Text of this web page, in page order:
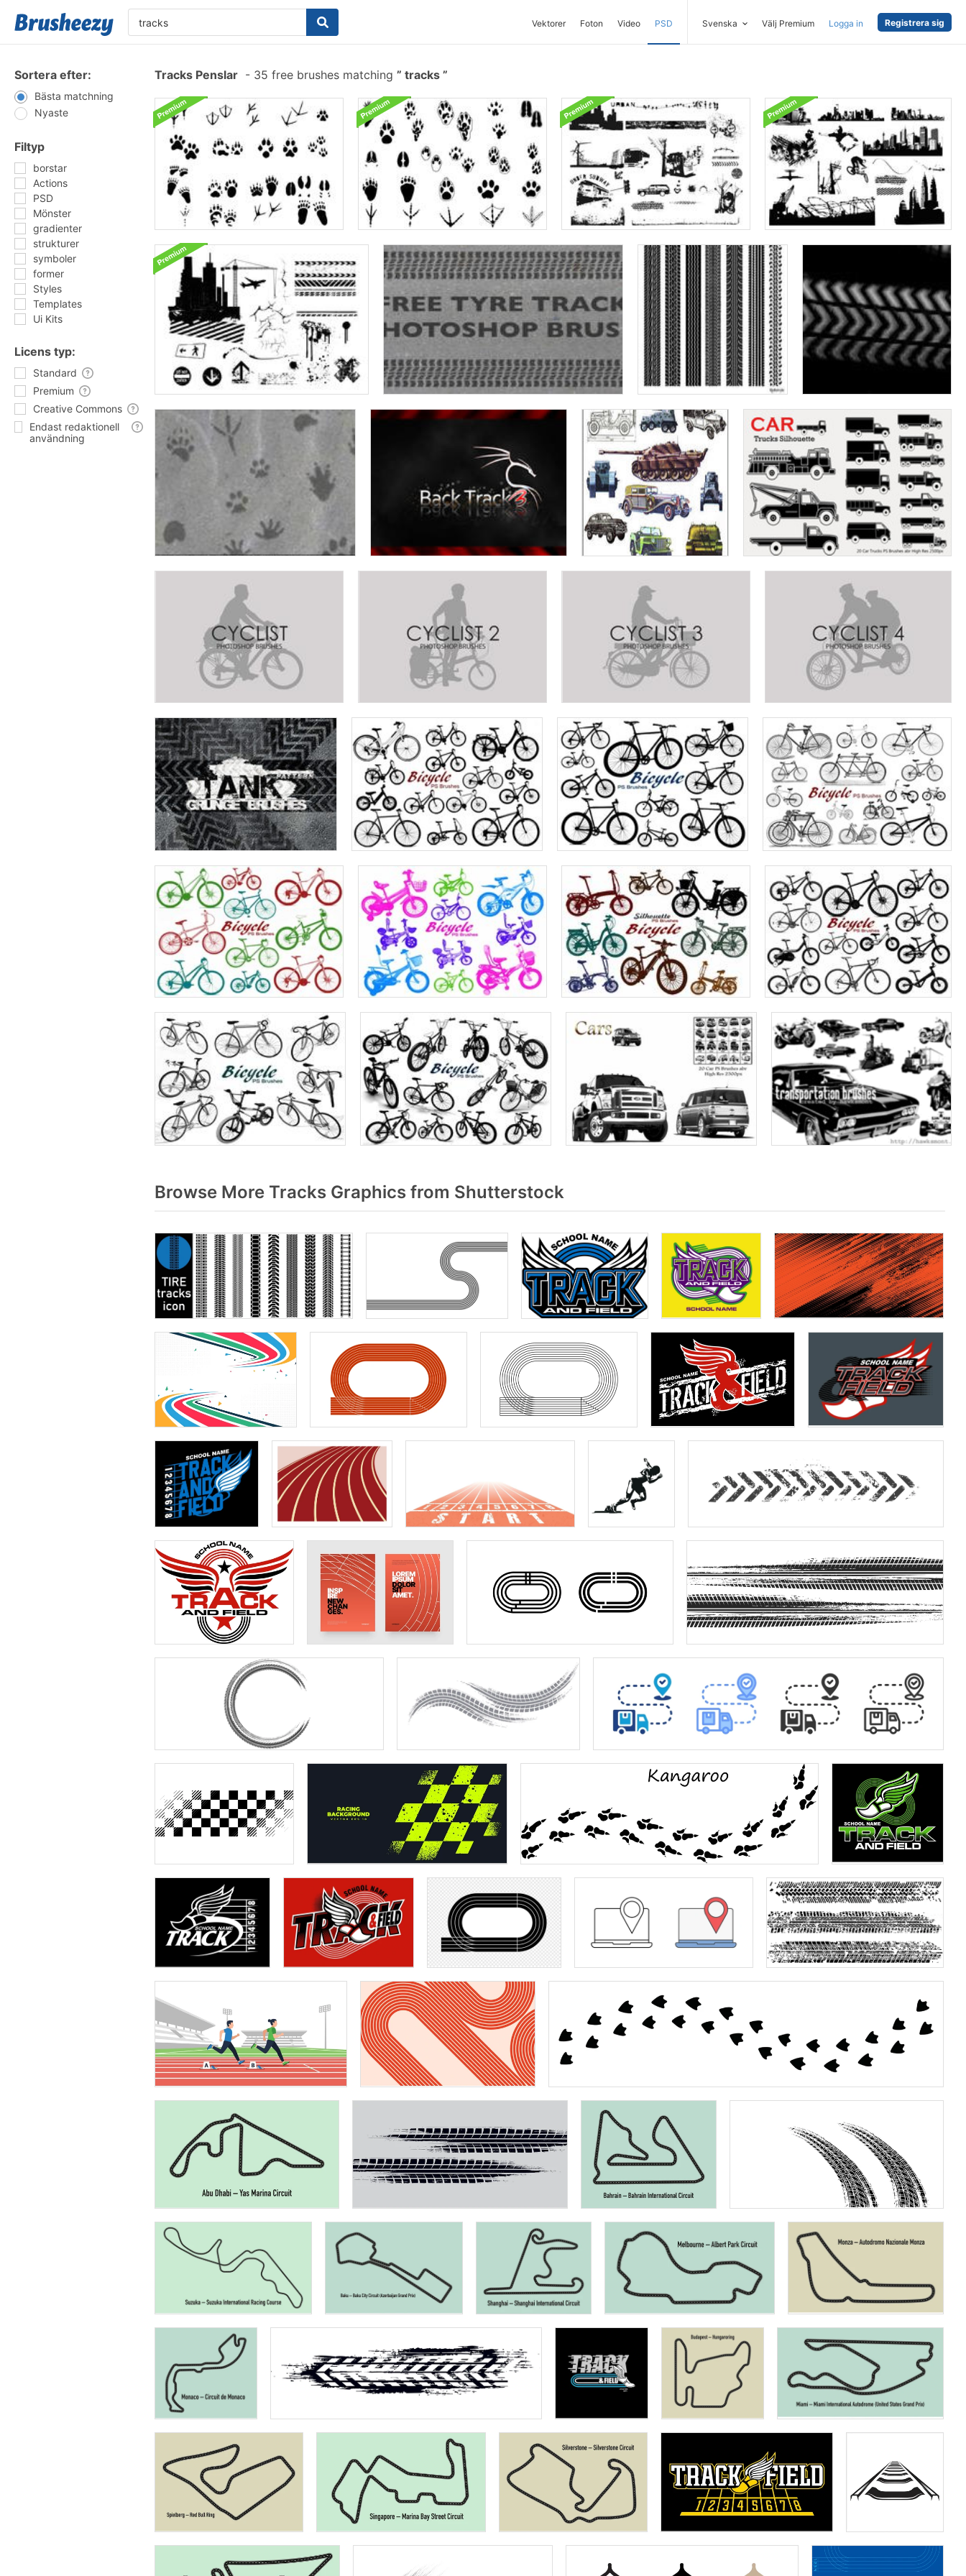
Vektorer Foton Video PSD Svenska Välj Premium Logga in Registrera sig
Sortera efter:
Bästa matchning
Nyaste
Filtyp
borstar
Actions
PSD
Mönster
gradienter
strukturer
symboler
former
Styles
Templates
Ui Kits
Licens typ:
Standard
Premium
Creative Commons
Endast redaktionell
användning
Tracks Penslar - 35 free brushes matching tracks
Browse More Tracks Graphics from Shutterstock